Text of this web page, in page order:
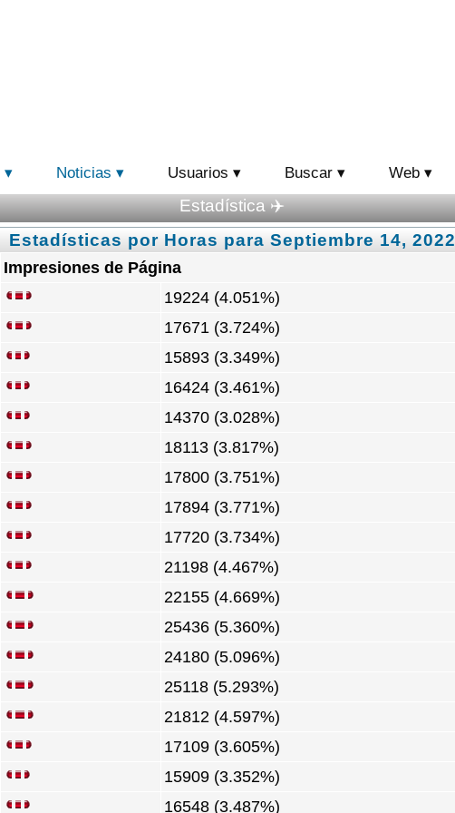
Noticias Usuarios Buscar Web
Estadística ✈️
Estadísticas por Horas para Septiembre 14, 2022
Impresiones de Página
19224 (4.051%)
17671 (3.724%)
15893 (3.349%)
16424 (3.461%)
14370 (3.028%)
18113 (3.817%)
17800 (3.751%)
17894 (3.771%)
17720 (3.734%)
21198 (4.467%)
22155 (4.669%)
25436 (5.360%)
24180 (5.096%)
25118 (5.293%)
21812 (4.597%)
17109 (3.605%)
15909 (3.352%)
16548 (3.487%)